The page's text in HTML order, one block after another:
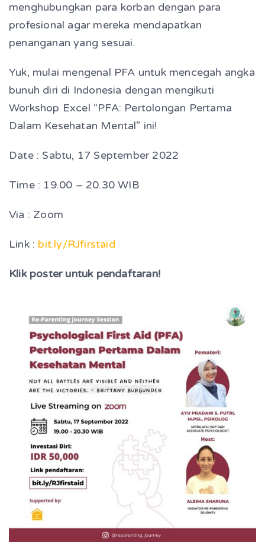
menghubungkan para korban dengan para
profesional agar mereka mendapatkan
penanganan yang sesuai.
Yuk, mulai mengenal PFA untuk mencegah angka
bunuh diri di Indonesia dengan mengikuti
Workshop Excel “PFA: Pertolongan Pertama
Dalam Kesehatan Mental” ini!
Date : Sabtu, 17 September 2022
Time : 19.00 – 20.30 WIB
Via : Zoom
Link : bit.ly/RJfirstaid
Klik poster untuk pendaftaran!